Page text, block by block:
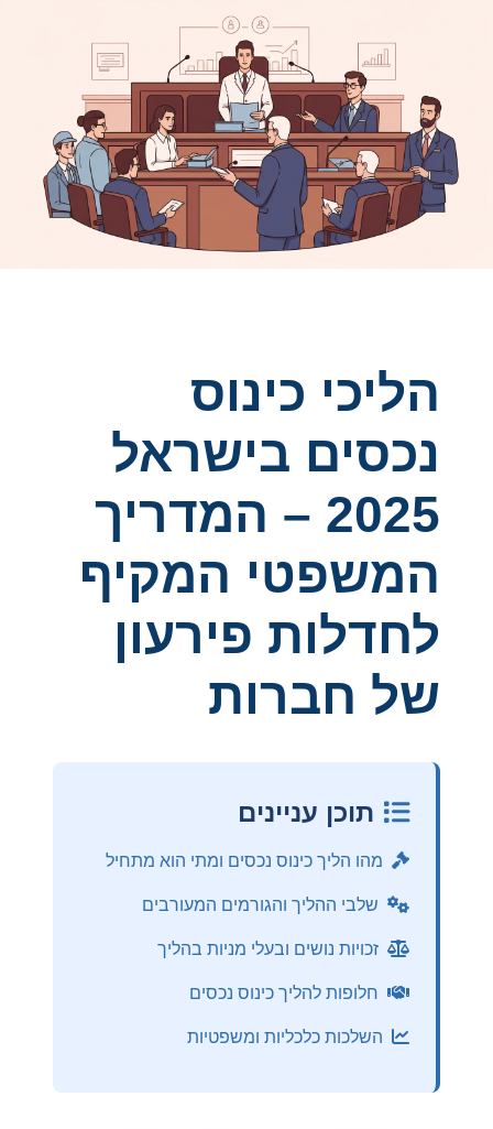
הליכי כינוס
נכסים בישראל
2025 – המדריך
המשפטי המקיף
לחדלות פירעון
של חברות
תוכן עניינים
מהו הליך כינוס נכסים ומתי הוא מתחיל
שלבי ההליך והגורמים המעורבים
זכויות נושים ובעלי מניות בהליך
חלופות להליך כינוס נכסים
השלכות כלכליות ומשפטיות